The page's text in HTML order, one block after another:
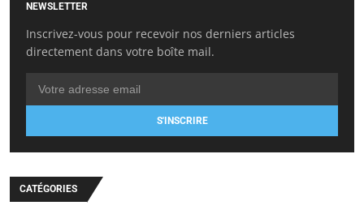
NEWSLETTER
Inscrivez-vous pour recevoir nos derniers articles
directement dans votre boîte mail.
S'INSCRIRE
CATÉGORIES